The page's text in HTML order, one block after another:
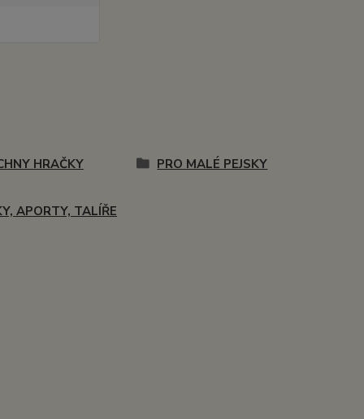
HRAČKY PRO MALÉ PEJSKY
APORTY, TALÍŘE